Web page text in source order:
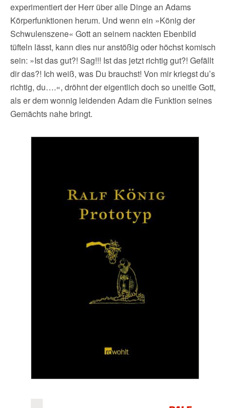
experimentiert der Herr über alle Dinge an Adams
Körperfunktionen herum. Und wenn ein »König der
Schwulenszene« Gott an seinem nackten Ebenbild
tüfteln lässt, kann dies nur anstößig oder höchst komisch
sein: »Ist das gut?! Sag!!! Ist das jetzt richtig gut?! Gefällt
dir das?! Ich weiß, was Du brauchst! Von mir kriegst du’s
richtig, du….«, dröhnt der eigentlich doch so uneitle Gott,
als er dem wonnig leidenden Adam die Funktion seines
Gemächts nahe bringt.